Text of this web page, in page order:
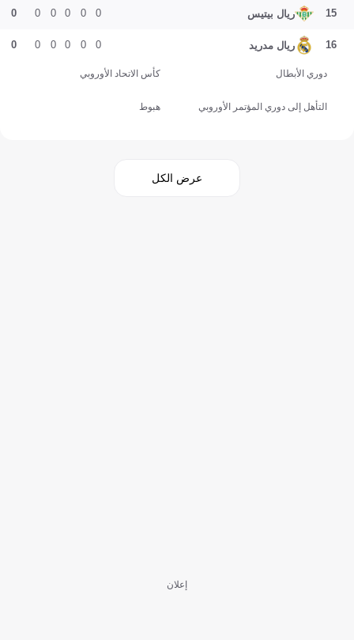
15 ريال بيتيس 0
0
0
0
0
0
16 ريال مدريد 0
0
0
0
0
0
دوري الأبطال كأس الاتحاد الأوروبي
التأهل إلى دوري المؤتمر الأوروبي هبوط
عرض الكل
إعلان